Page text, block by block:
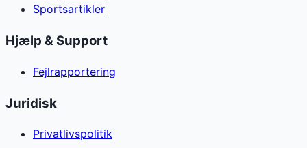
Sportsartikler
Hjælp & Support
Fejlrapportering
Juridisk
Privatlivspolitik